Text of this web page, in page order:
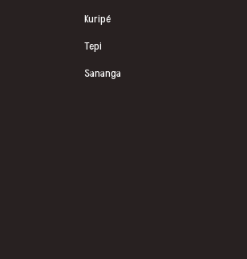
Kuripé
Tepi
Sananga